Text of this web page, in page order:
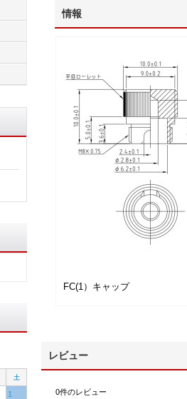
土
1
情報
FC(1）キャップ
レビュー
0件のレビュー